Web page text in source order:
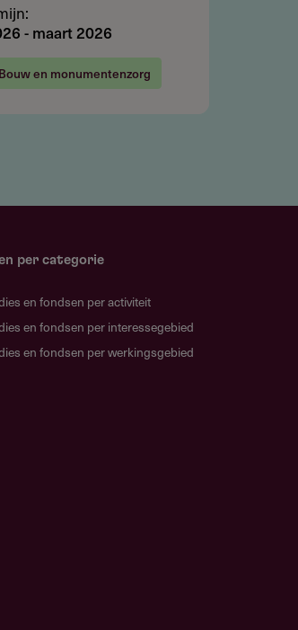
-maart 2026
Bouw en monumentenzorg
per categorie
en fondsen per activiteit
en fondsen per interessegebied
en fondsen per werkingsgebied